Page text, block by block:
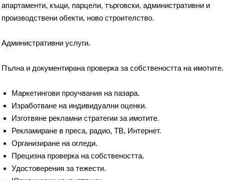
апартаменти, къщи, парцели, търговски, административни и
производствени обекти, ново строителство.
Aдминистративни услуги.
Пълна и документирана проверка за собствеността на имотите.
Маркетингови проучвания на пазара.
Изработване на индивидуални оценки.
Изготвяне рекламни стратегии за имотите.
Рекламиране в преса, радио, ТВ, Интернет.
Организиране на огледи.
Прецизна проверка на собствеността.
Удостоверения за тежести.